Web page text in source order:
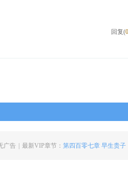
回复(0
广告 | 最新VIP章节： 第四百零七章 早生贵子